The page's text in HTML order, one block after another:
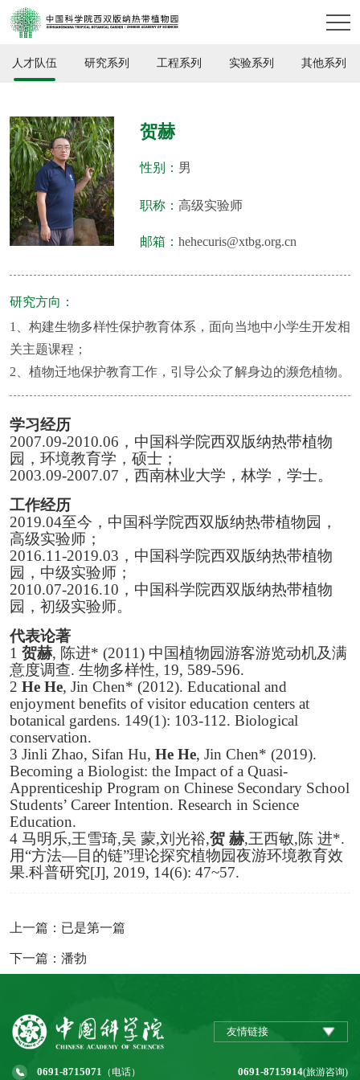
人才队伍 研究系列 工程系列 实验系列 其他系列
贺赫
性别： 男
职称： 高级实验师
邮箱： hehecuris@xtbg.org.cn
研究方向：
1、构建生物多样性保护教育体系，面向当地中小学生开发相
关主题课程；
2、植物迁地保护教育工作，引导公众了解身边的濒危植物。
学习经历
2007.09-2010.06 ，中国科学院西双版纳热带植物
园，环境教育学，硕士；
2003.09-2007.07 ，西南林业大学，林学，学士。
工作经历
2019.04至今，中国科学院西双版纳热带植物园，
高级实验师；
2016.11-2019.03 ，中国科学院西双版纳热带植物
园，中级实验师；
2010.07-2016.10 ，中国科学院西双版纳热带植物
园，初级实验师。
代表论著
1 贺赫, 陈进* (2011) 中国植物园游客游览动机及满
意度调查. 生物多样性, 19, 589-596.
2 He He, Jin Chen* (2012). Educational and
enjoyment benefits of visitor education centers at
botanical gardens. 149(1): 103-112. Biological
conservation.
3 Jinli Zhao, Sifan Hu, He He, Jin Chen* (2019).
Becoming a Biologist: the Impact of a Quasi-
Apprenticeship Program on Chinese Secondary School
Students’ Career Intention. Research in Science
Education.
4 马明乐,王雪琦,吴 蒙,刘光裕,贺 赫,王西敏,陈 进*.
用“方法—目的链”理论探究植物园夜游环境教育效
果.科普研究[J], 2019, 14(6): 47~57.
上一篇：已是第一篇
下一篇：潘勃
友情链接
0691-8715071 （电话） 0691-8715914(旅游咨询)